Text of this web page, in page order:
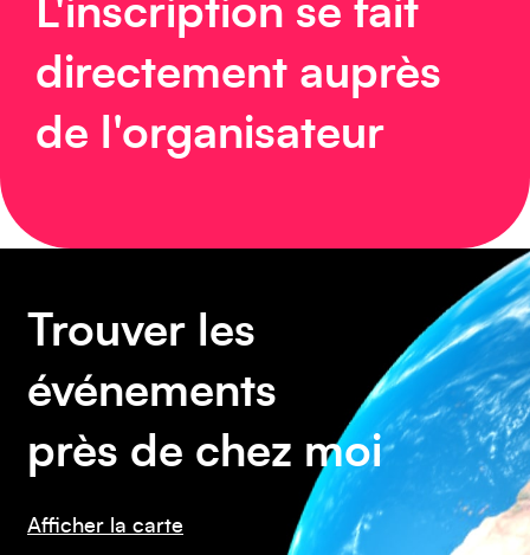
L'inscription se fait
directement auprès
de l'organisateur
Trouver les
événements
près de chez moi
Afficher la carte
Amérique du Sud
Asie